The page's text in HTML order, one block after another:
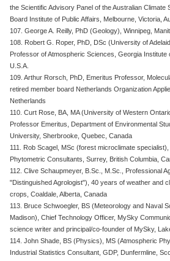
the Scientific Advisory Panel of the Australian Climate
Board Institute of Public Affairs, Melbourne, Victoria,
107. George A. Reilly, PhD (Geology), Winnipeg,
108. Robert G. Roper, PhD, DSc (University of
Professor of Atmospheric Sciences, Georgia Institute
U.S.A.
109. Arthur Rorsch, PhD, Emeritus Professor,
retired member board Netherlands Organization
Netherlands
110. Curt Rose, BA, MA (University of Western
Professor Emeritus, Department of Environmental
University, Sherbrooke, Quebec, Canada
111. Rob Scagel, MSc (forest microclimate
Phytometric Consultants, Surrey, British Columbia,
112. Clive Schaupmeyer, B.Sc., M.Sc., Professional
"Distinguished Agrologist"), 40 years of weather and
crops, Coaldale, Alberta, Canada
113. Bruce Schwoegler, BS (Meteorology and Naval
Madison), Chief Technology Officer, MySky
science writer and principal/co-founder of MySky,
114. John Shade, BS (Physics), MS (Atmospheric
Industrial Statistics Consultant, GDP, Dunfermline,